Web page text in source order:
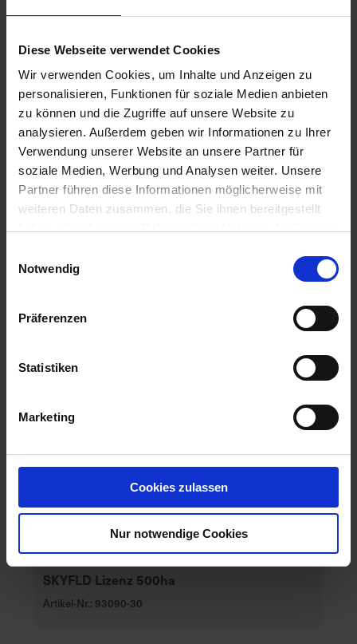
Diese Webseite verwendet Cookies
Wir verwenden Cookies, um Inhalte und Anzeigen zu
personalisieren, Funktionen für soziale Medien anbieten
zu können und die Zugriffe auf unsere Website zu
analysieren. Außerdem geben wir Informationen zu Ihrer
Verwendung unserer Website an unsere Partner für
soziale Medien, Werbung und Analysen weiter. Unsere
Partner führen diese Informationen möglicherweise mit
weiteren Daten zusammen, die Sie ihnen bereitgestellt
Notwendig
Präferenzen
Statistiken
Marketing
Cookies zulassen
Nur notwendige Cookies
SKYFLD Lizenz 3.000ha
SKYFLD Lizenz 500ha
Artikel-Nr.: 93090-30